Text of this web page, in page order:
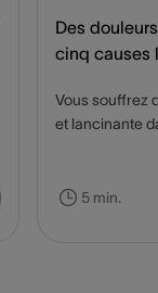
Des
cinq causes
Vous souffrez
et lancinante
manifeste
5 min.